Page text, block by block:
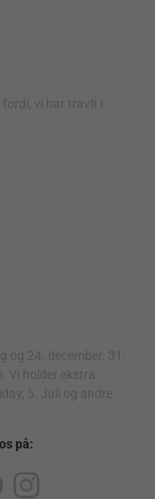
fordi, vi har travlt i
og 24. december. 31.
Vi holder ekstra
5. Juli og andre
på: